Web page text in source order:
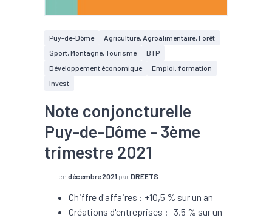
Puy-de-Dôme
Agriculture, Agroalimentaire, Forêt
Sport, Montagne, Tourisme
BTP
Développement économique
Emploi, formation
Invest
Note conjoncturelle
Puy-de-Dôme - 3ème
trimestre 2021
en décembre 2021 par DREETS
Chiffre d'affaires : +10,5 % sur un an
Créations d'entreprises : -3,5 % sur un